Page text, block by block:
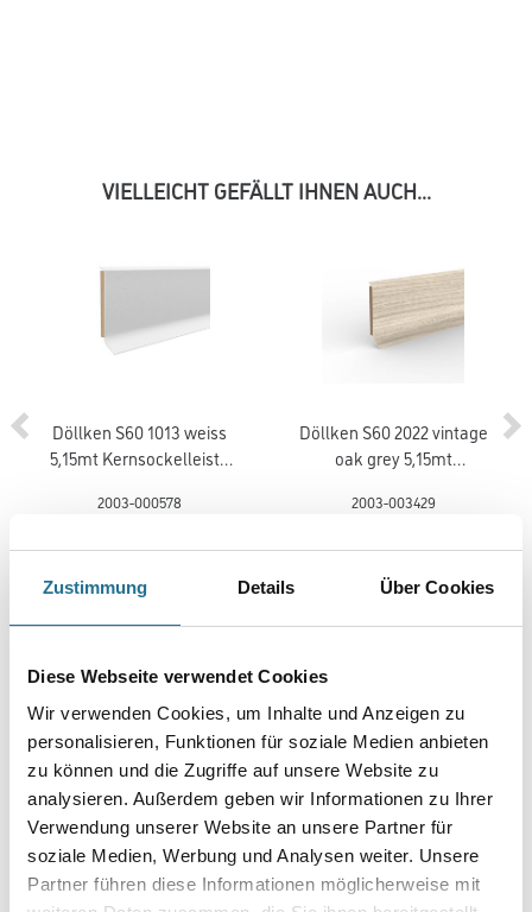
Zustimmung Details Über Cookies
Diese Webseite verwendet Cookies
Wir verwenden Cookies, um Inhalte und Anzeigen zu
personalisieren, Funktionen für soziale Medien anbieten
zu können und die Zugriffe auf unsere Website zu
analysieren. Außerdem geben wir Informationen zu Ihrer
Verwendung unserer Website an unsere Partner für
soziale Medien, Werbung und Analysen weiter. Unsere
Partner führen diese Informationen möglicherweise mit
VIELLEICHT GEFÄLLT IHNEN AUCH...
Döllken S60 1013 weiss
5,15mt Kernsockelleiste
2003-000578
Döllken S60 2022 vintage
oak grey 5,15mt
2003-003429
sehen
PRODUKTEIGENSCHAFTEN
Produkteigenschaft
- CV geschäumter Vinyl
- Designbelag von der Rolle
- Stuhlrollen geeignet Typ W
- Lichtechtheit: größer als oder gleich 6
- Wärmedurchlasswiderstand: 0,030 m²K/W